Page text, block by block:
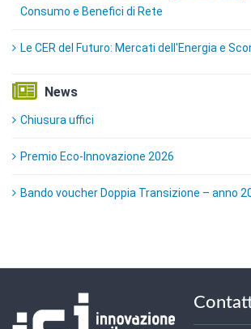
Consumo e Benefici di Rete
Le CER del Futuro: Mercati dell'Energia e
News
Chiusura uffici
Premio Eco-Innovazione 2026
Bando voucher Doppia Transizione – anno